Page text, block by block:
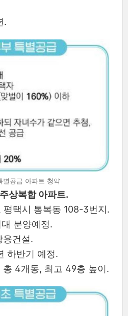
.
별공급 아파트 청약
상복합 아파트.
평택시 통복동 108-3번지.
분양예정.
용건설.
하반기 예정.
4개동, 최고 49층 높이.